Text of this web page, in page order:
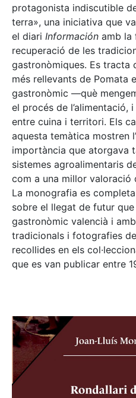
protagonista indiscutible
terra», una iniciativa que
el diari Información amb la
recuperació de les
gastronòmiques. Es tracta
més rellevants de Pomata
gastronòmic —què
el procés de l’alimentació,
entre cuina i territori. Els
aquesta temàtica mostren
importància que atorgava
sistemes agroalimentaris
com a una millor
La monografia es
sobre el llegat de futur
gastronòmic valencià i
tradicionals i fotografies
recollides en els
que es van publicar entre